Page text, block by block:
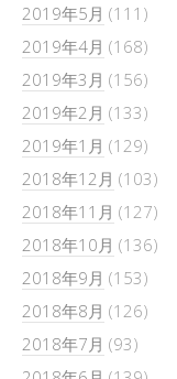
2019年5月 (111)
2019年4月 (168)
2019年3月 (156)
2019年2月 (133)
2019年1月 (129)
2018年12月 (103)
2018年11月 (127)
2018年10月 (136)
2018年9月 (153)
2018年8月 (126)
2018年7月 (93)